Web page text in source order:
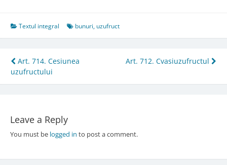
Textul integral bunuri, uzufruct
Post
navigation
Art. 714. Cesiunea
uzufructului
Art. 712. Cvasiuzufructul
Leave a Reply
You must be logged in to post a comment.